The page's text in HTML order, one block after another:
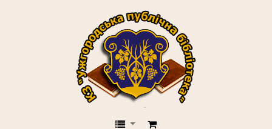
КЗ "Ужгородська публічна